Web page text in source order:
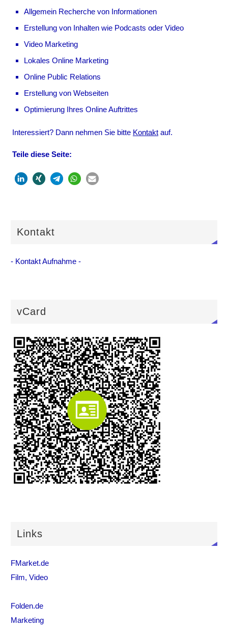
Allgemein Recherche von Informationen
Erstellung von Inhalten wie Podcasts oder Video
Video Marketing
Lokales Online Marketing
Online Public Relations
Erstellung von Webseiten
Optimierung Ihres Online Auftrittes
Interessiert? Dann nehmen Sie bitte Kontaktauf.
Teile diese Seite:
Kontakt
- Kontakt Aufnahme -
vCard
Links
FMarket.de
Film, Video
Folden.de
Marketing